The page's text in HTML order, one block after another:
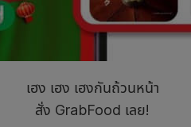
เฮง เฮง เฮงกันถ้วนหน้า
สั่ง GrabFood เลย!